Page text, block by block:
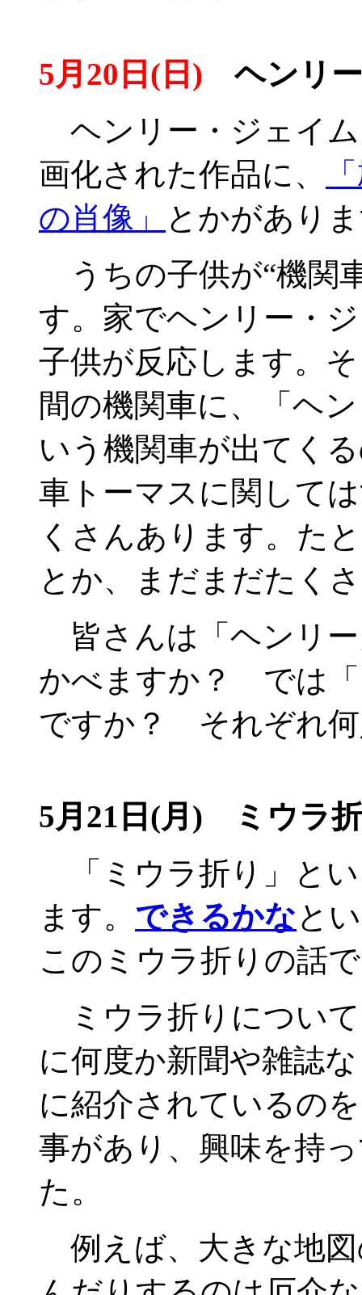
5月20日(日) ヘンリ
ヘンリー・ジェイ
画化された作品に、
の肖像」
とかがあり
うちの子供が“機関
す。家でヘンリー・
子供が反応します。
間の機関車に、「ヘ
いう機関車が出てく
車トーマスに関して
くさんあります。た
とか、まだまだたく
皆さんは「ヘンリ
かべますか？ では「
ですか？ それぞれ何
5月21日(月) ミウラ
「ミウラ折り」と
ます。 できるかなと
このミウラ折りの話
ミウラ折りについ
に何度か新聞や雑誌
に紹介されているの
事があり、興味を持
た。
例えば、大きな地